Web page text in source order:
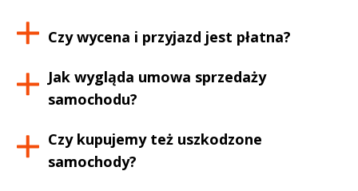
Czy wycena i przyjazd jest płatna?
Jak wygląda umowa sprzedaży
samochodu?
Czy kupujemy też uszkodzone
samochody?